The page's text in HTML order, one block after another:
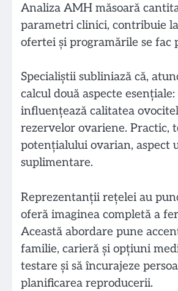
Analiza AMH măsoară
parametri clinici, contribuie
ofertei și programările se fac
Specialiștii subliniază că,
calcul două aspecte
influențează calitatea
rezervelor ovariene. Practic,
potențialului ovarian, aspect
suplimentare.
Reprezentanții rețelei au
oferă imaginea completă a
Această abordare pune
familie, carieră și opțiuni
testare și să încurajeze
planificarea reproducerii.